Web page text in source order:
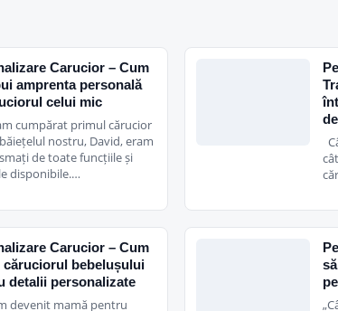
Carucior – Cum
amprenta personală
celui mic
cumpărat primul cărucior
nostru, David, eram
de toate funcțiile și
disponibile.…
Carucior – Cum
căruciorul bebelușului
detalii personalizate
devenit mamă pentru